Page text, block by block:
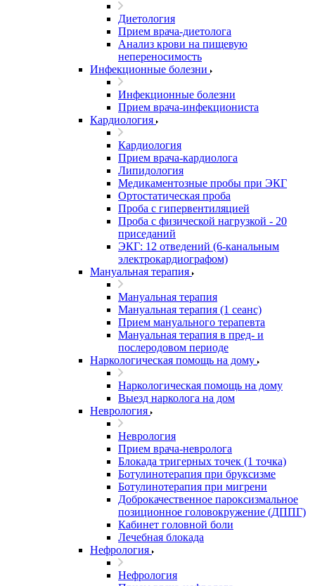
Диетология
Прием врача-диетолога
Анализ крови на пищевую
непереносимость
Инфекционные болезни
Инфекционные болезни
Прием врача-инфекциониста
Кардиология
Кардиология
Прием врача-кардиолога
Липидология
Медикаментозные пробы при ЭКГ
Ортостатическая проба
Проба с гипервентиляцией
Проба с физической нагрузкой - 20
приседаний
ЭКГ: 12 отведений (6-канальным
электрокардиографом)
Мануальная терапия
Мануальная терапия
Мануальная терапия (1 сеанс)
Прием мануального терапевта
Мануальная терапия в пред- и
послеродовом периоде
Наркологическая помощь на дому
Наркологическая помощь на дому
Выезд нарколога на дом
Неврология
Неврология
Прием врача-невролога
Блокада тригерных точек (1 точка)
Ботулинотерапия при бруксизме
Ботулинотерапия при мигрени
Доброкачественное пароксизмальное
позиционное головокружение (ДППГ)
Кабинет головной боли
Лечебная блокада
Нефрология
Нефрология